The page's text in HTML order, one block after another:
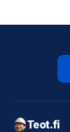
Teot.fi